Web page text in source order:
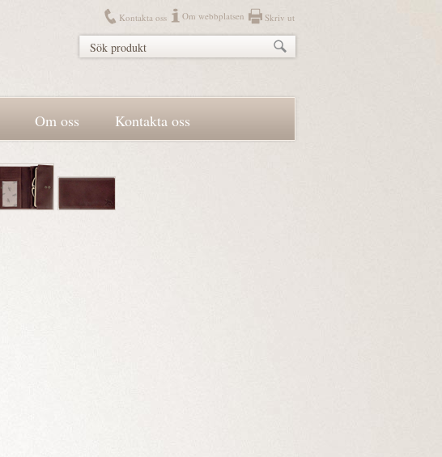
Skriv ut
Om webbplatsen
Kontakta oss
Om oss Kontakta oss